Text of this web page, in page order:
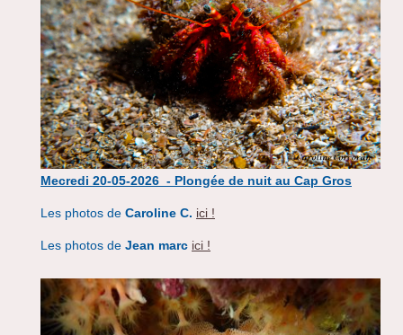
Mecredi 20-05-2026 - Plongée de nuit au Cap Gros
Les photos de Caroline C. ici !
Les photos de Jean marc ici !